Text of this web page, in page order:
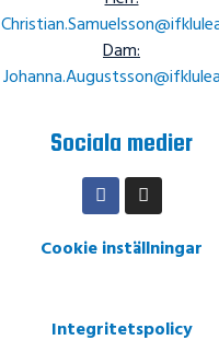
Dam:
Sociala medier
Cookie inställningar
Integritetspolicy